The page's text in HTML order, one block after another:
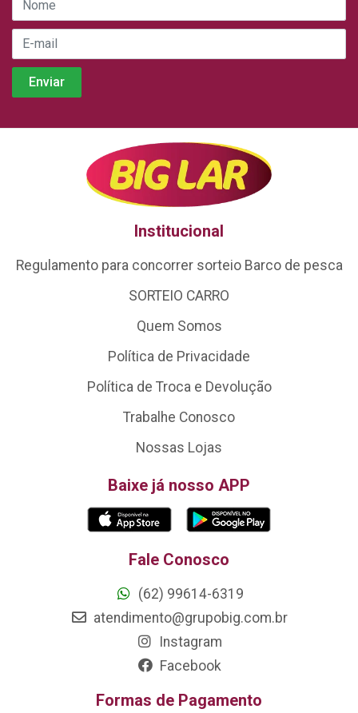
Institucional
Regulamento para concorrer sorteio Barco de pesca
SORTEIO CARRO
Quem Somos
Política de Privacidade
Política de Troca e Devolução
Trabalhe Conosco
Nossas Lojas
Baixe já nosso APP
Fale Conosco
(62) 99614-6319
atendimento@grupobig.com.br
Instagram
Facebook
Formas de Pagamento